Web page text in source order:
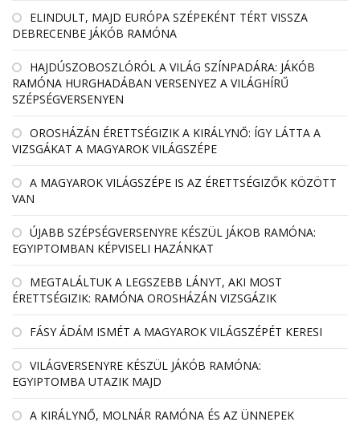
ELINDULT, MAJD EURÓPA SZÉPEKÉNT TÉRT VISSZA
DEBRECENBE JÁKÓB RAMÓNA
HAJDÚSZOBOSZLÓRÓL A VILÁG SZÍNPADÁRA: JÁKÓB
RAMÓNA HURGHADÁBAN VERSENYEZ A VILÁGHÍRŰ
SZÉPSÉGVERSENYEN
OROSHÁZÁN ÉRETTSÉGIZIK A KIRÁLYNŐ: ÍGY LÁTTA A
VIZSGÁKAT A MAGYAROK VILÁGSZÉPE
A MAGYAROK VILÁGSZÉPE IS AZ ÉRETTSÉGIZŐK KÖZÖTT
VAN
ÚJABB SZÉPSÉGVERSENYRE KÉSZÜL JÁKOB RAMÓNA:
EGYIPTOMBAN KÉPVISELI HAZÁNKAT
MEGTALÁLTUK A LEGSZEBB LÁNYT, AKI MOST
ÉRETTSÉGIZIK: RAMÓNA OROSHÁZÁN VIZSGÁZIK
FÁSY ÁDÁM ISMÉT A MAGYAROK VILÁGSZÉPÉT KERESI
VILÁGVERSENYRE KÉSZÜL JÁKÓB RAMÓNA:
EGYIPTOMBA UTAZIK MAJD
A KIRÁLYNŐ, MOLNÁR RAMÓNA ÉS AZ ÜNNEPEK